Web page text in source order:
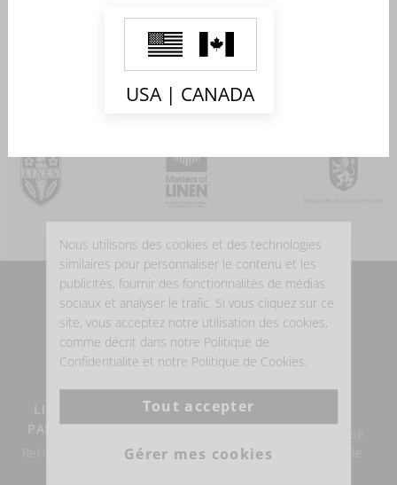
USA | CANADA
Impossible de trouver des produits correspondant à votre
POURQUOI ACHETER DU LIN BELGE?
LIVRAISON GRATUITE À
PARTIR DE €100 D'ACHAT
Retour possible endéans les
LE LIN BELGE
construit depuis plus de
Nous utilisons des cookies et des technologies
similaires pour personnaliser le contenu et les
publicités, fournir des fonctionnalités de médias
sociaux et analyser le trafic. Si vous cliquez sur ce
site, vous acceptez notre utilisation des cookies,
comme décrit dans notre Politique de
Confidentialité et notre Politique de Cookies.
Tout accepter
Gérer mes cookies